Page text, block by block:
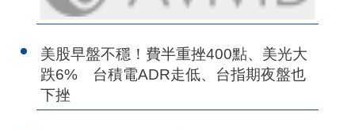
美股早盤不穩！費半重挫400點、美光大
跌6% 台積電ADR走低、台指期夜盤也
下挫